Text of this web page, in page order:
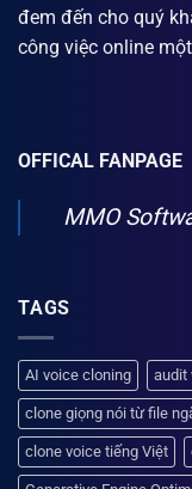
đem đến cho quý
công việc online
OFFICAL FANPAGE
MMO
TAGS
AI voice cloning audit
clone giọng nói từ file
clone voice tiếng Việt